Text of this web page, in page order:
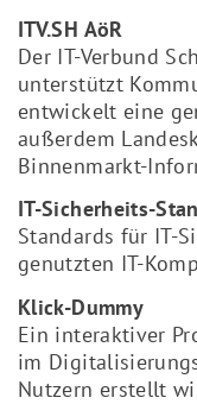
ITV.SH AöR
Der IT-Verbund
unterstützt
entwickelt eine
außerdem
Binnenmarkt-
IT-Sicherheits-
Standards für IT-
genutzten IT-
Klick-Dummy
Ein interaktiver
im
Nutzern erstellt